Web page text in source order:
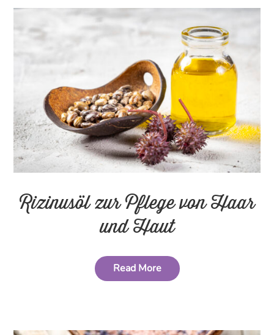
Rizinusöl zur Pflege von Haar
und Haut
Read More